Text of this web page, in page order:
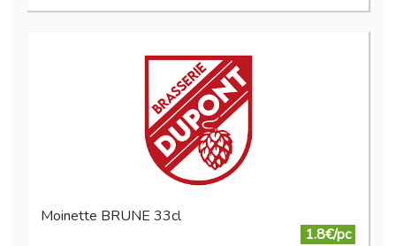
Moinette BRUNE 33cl
1.8€/pc